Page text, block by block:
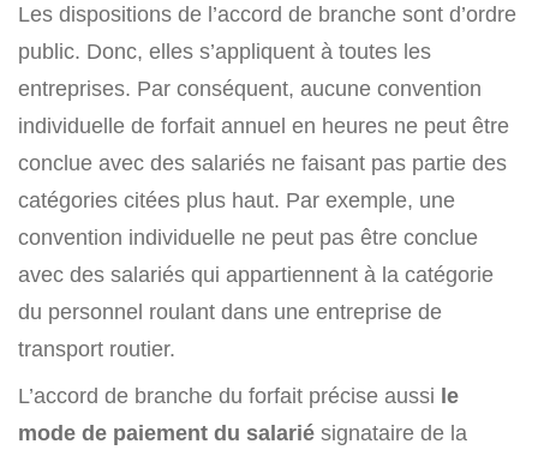
Les dispositions de l’accord de branche sont d’ordre
public. Donc, elles s’appliquent à toutes les
entreprises. Par conséquent, aucune convention
individuelle de forfait annuel en heures ne peut être
conclue avec des salariés ne faisant pas partie des
catégories citées plus haut. Par exemple, une
convention individuelle ne peut pas être conclue
avec des salariés qui appartiennent à la catégorie
du personnel roulant dans une entreprise de
transport routier.
L’accord de branche du forfait précise aussi le
mode de paiement du salarié signataire de la